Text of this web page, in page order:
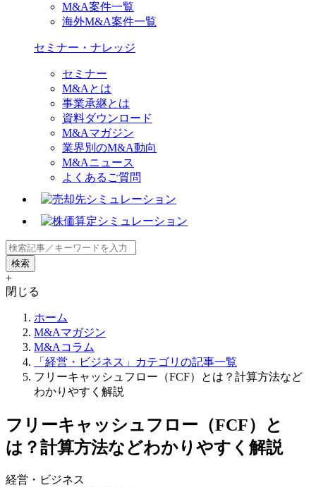
M&A案件一覧
海外M&A案件一覧
セミナー・ナレッジ
セミナー
M&Aとは
事業承継とは
資料ダウンロード
M&Aマガジン
業界別のM&A動向
M&Aニュース
よくあるご質問
+
閉じる
ホーム
M&Aマガジン
M&Aコラム
「経営・ビジネス」カテゴリの記事一覧
フリーキャッシュフロー（FCF）とは？計算方法など
わかりやすく解説
フリーキャッシュフロー（FCF）と
は？計算方法などわかりやすく解説
経営・ビジネス